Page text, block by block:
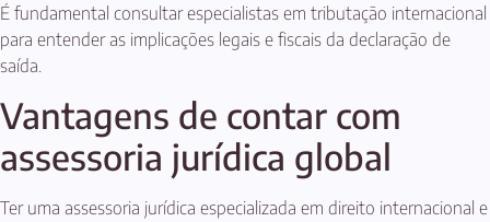
É fundamental consultar especialistas em tributação internacional
para entender as implicações legais e fiscais da declaração de
saída.
Vantagens de contar com
assessoria jurídica global
Ter uma assessoria jurídica especializada em direito internacional e